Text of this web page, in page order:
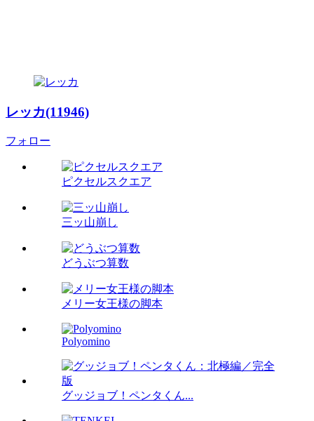
レッカ(11946)
フォロー
ピクセルスクエア
三ッ山崩し
どうぶつ算数
メリー女王様の脚本
Polyomino
グッジョブ！ペンタくん...